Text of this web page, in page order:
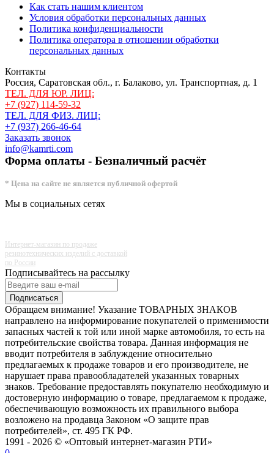
Как стать нашим клиентом
Условия обработки персональных данных
Политика конфиденциальности
Политика оператора в отношении обработки
персональных данных
Контакты
Россия, Саратовская обл., г. Балаково, ул. Транспортная, д. 1
ТЕЛ. ДЛЯ ЮР. ЛИЦ:
+7 (927) 114-59-32
ТЕЛ. ДЛЯ ФИЗ. ЛИЦ:
+7 (937) 266-46-64
Заказать звонок
info@kamrti.com
Форма оплаты - Безналичный расчёт
* Цена на сайте не является публичной офертой
Мы в социальных сетях
Интернет-магазин по продаже
резинотехнических изделий с доставкой
по России
Подписывайтесь на рассылку
Подписаться
Обращаем внимание! Указание ТОВАРНЫХ ЗНАКОВ
направлено на информирование покупателей о применимости
запасных частей к той или иной марке автомобиля, то есть на
потребительские свойства товара. Данная информация не
вводит потребителя в заблуждение относительно
предлагаемых к продаже товаров и его производителе, не
нарушает права правообладателей указанных товарных
знаков. Требование предоставлять покупателю необходимую и
достоверную информацию о товаре, предлагаемом к продаже,
обеспечивающую возможность их правильного выбора
возложено на продавца Законом «О защите прав
потребителей», ст. 495 ГК РФ.
1991 - 2026 © «Оптовый интернет-магазин РТИ»